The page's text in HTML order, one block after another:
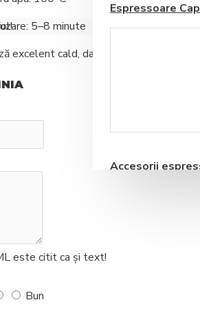
Aparate
Espressoare
Accesorii
5–8 minute
excelent cald, dar este și o alegere
este citit ca şi text!
Bun